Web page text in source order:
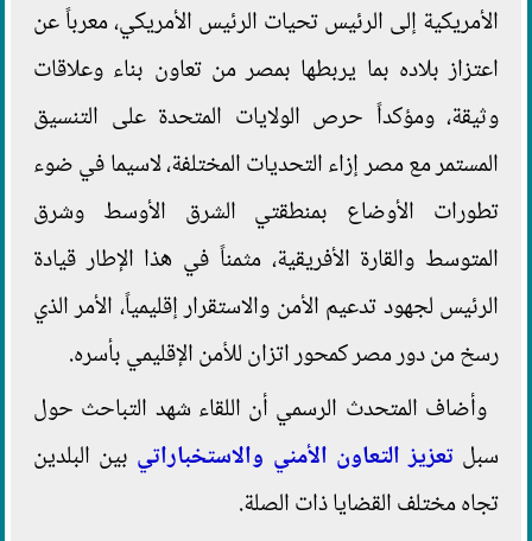
الأمريكية إلى الرئيس تحيات الرئيس الأمريكي، معرباً عن
اعتزاز بلاده بما يربطها بمصر من تعاون بناء وعلاقات
وثيقة، ومؤكداً حرص الولايات المتحدة على التنسيق
المستمر مع مصر إزاء التحديات المختلفة، لاسيما في ضوء
تطورات الأوضاع بمنطقتي الشرق الأوسط وشرق
المتوسط والقارة الأفريقية، مثمناً في هذا الإطار قيادة
الرئيس لجهود تدعيم الأمن والاستقرار إقليمياً، الأمر الذي
رسخ من دور مصر كمحور اتزان للأمن الإقليمي بأسره.
وأضاف المتحدث الرسمي أن اللقاء شهد التباحث حول
سبلتعزيز التعاون الأمني والاستخباراتي بين البلدين
تجاه مختلف القضايا ذات الصلة.